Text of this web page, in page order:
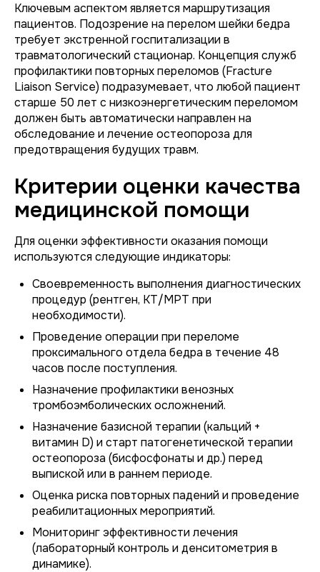
Ключевым аспектом является маршрутизация
пациентов. Подозрение на перелом шейки бедра
требует экстренной госпитализации в
травматологический стационар. Концепция служб
профилактики повторных переломов (Fracture
Liaison Service) подразумевает, что любой пациент
старше 50 лет с низкоэнергетическим переломом
должен быть автоматически направлен на
обследование и лечение остеопороза для
предотвращения будущих травм.
Критерии оценки качества
медицинской помощи
Для оценки эффективности оказания помощи
используются следующие индикаторы:
Своевременность выполнения диагностических
процедур (рентген, КТ/МРТ при
необходимости).
Проведение операции при переломе
проксимального отдела бедра в течение 48
часов после поступления.
Назначение профилактики венозных
тромбоэмболических осложнений.
Назначение базисной терапии (кальций +
витамин D) и старт патогенетической терапии
остеопороза (бисфосфонаты и др.) перед
выпиской или в раннем периоде.
Оценка риска повторных падений и проведение
реабилитационных мероприятий.
Мониторинг эффективности лечения
(лабораторный контроль и денситометрия в
динамике).